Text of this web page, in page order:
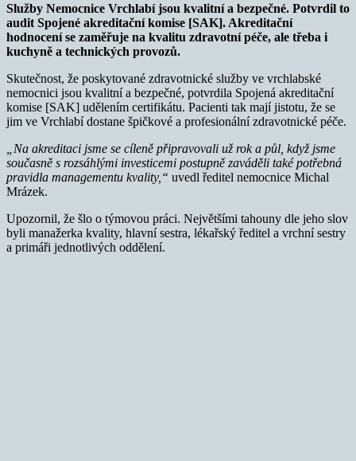
Služby Nemocnice Vrchlabí jsou kvalitní a bezpečné. Potvrdil to
audit Spojené akreditační komise [SAK]. Akreditační
hodnocení se zaměřuje na kvalitu zdravotní péče, ale třeba i
kuchyně a technických provozů.
Skutečnost, že poskytované zdravotnické služby ve vrchlabské
nemocnici jsou kvalitní a bezpečné, potvrdila Spojená akreditační
komise [SAK] udělením certifikátu. Pacienti tak mají jistotu, že se
jim ve Vrchlabí dostane špičkové a profesionální zdravotnické péče.
„Na akreditaci jsme se cíleně připravovali už rok a půl, když jsme
současně s rozsáhlými investicemi postupně zaváděli také potřebná
pravidla managementu kvality,“ uvedl ředitel nemocnice Michal
Mrázek.
Upozornil, že šlo o týmovou práci. Největšími tahouny dle jeho slov
byli manažerka kvality, hlavní sestra, lékařský ředitel a vrchní sestry
a primáři jednotlivých oddělení.